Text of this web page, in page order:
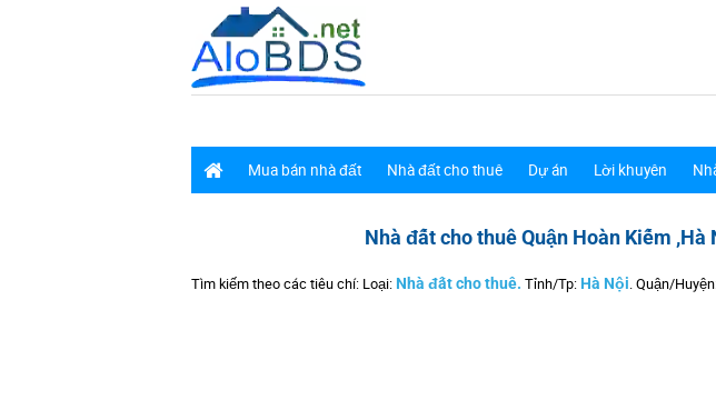
Mua bán nhà đất Nhà đất cho thuê Dự án Lời khuyên
Nhà đất cho thuê Quận Hoàn Kiếm ,Hà
Tìm kiếm theo các tiêu chí: Loại: Nhà đất cho thuê. Tỉnh/Tp: Hà Nội.Quận/